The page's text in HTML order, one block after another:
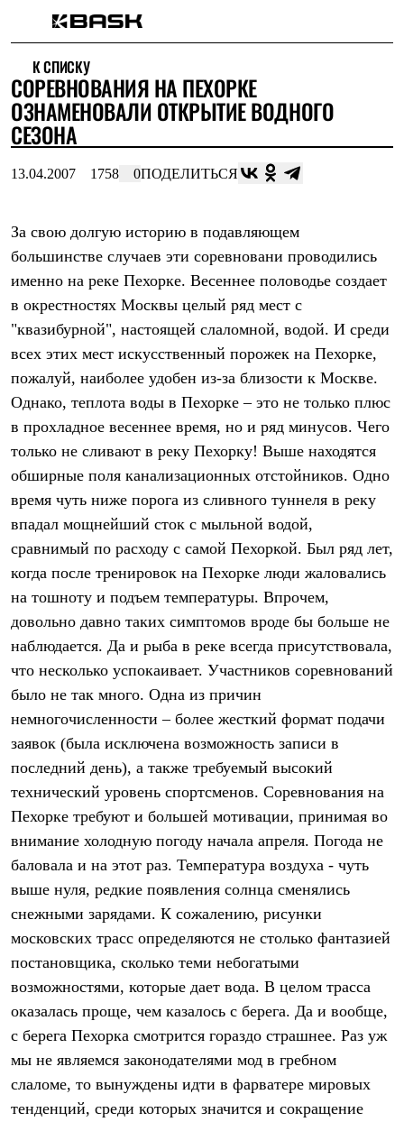
Интернет-магазин
Мужская одежда
Утепленная пухом
Куртки
Брюки
Комбинезоны
Штормовая одежда
Куртки
Софтшелл одежда
Куртки
Брюки
Флисовая одежда
Куртки
Брюки
Жилеты
Термобелье
Теплое термобелье
Лёгкая одежда
Футболки
Рубашки
Толстовки
Брюки
Женская одежда
Утепленная пухом
Куртки
Брюки
Жилеты
Утепленная синтетикой
Брюки
Штормовая одежда
Софтшелл одежда
Куртки
Брюки
Рубашки
Футболки
Толстовки
Брюки
Термобелье
Среднее термобелье
Легкое термобелье
Флисовая одежда
Брюки
Детская одежда
Утепленная пухом
Комбинезоны
Куртки
Брюки
Утепленная синтетикой
Комбинезоны
К СПИСКУ
СОРЕВНОВАНИЯ НА ПЕХОРКЕ
ОЗНАМЕНОВАЛИ ОТКРЫТИЕ ВОДНОГО
СЕЗОНА
13.04.2007 1758 0ПОДЕЛИТЬСЯ
За свою долгую историю в подавляющем
большинстве случаев эти соревновани проводились
именно на реке Пехорке. Весеннее половодье создает
в окрестностях Москвы целый ряд мест с
"квазибурной", настоящей слаломной, водой. И среди
всех этих мест искусственный порожек на Пехорке,
пожалуй, наиболее удобен из-за близости к Москве.
Однако, теплота воды в Пехорке – это не только плюс
в прохладное весеннее время, но и ряд минусов. Чего
только не сливают в реку Пехорку! Выше находятся
обширные поля канализационных отстойников. Одно
время чуть ниже порога из сливного туннеля в реку
впадал мощнейший сток с мыльной водой,
сравнимый по расходу с самой Пехоркой. Был ряд лет,
когда после тренировок на Пехорке люди жаловались
на тошноту и подъем температуры. Впрочем,
довольно давно таких симптомов вроде бы больше не
наблюдается. Да и рыба в реке всегда присутствовала,
что несколько успокаивает. Участников соревнований
было не так много. Одна из причин
немногочисленности – более жесткий формат подачи
заявок (была исключена возможность записи в
последний день), а также требуемый высокий
технический уровень спортсменов. Соревнования на
Пехорке требуют и большей мотивации, принимая во
внимание холодную погоду начала апреля. Погода не
баловала и на этот раз. Температура воздуха - чуть
выше нуля, редкие появления солнца сменялись
снежными зарядами. К сожалению, рисунки
московских трасс определяются не столько фантазией
постановщика, сколько теми небогатыми
возможностями, которые дает вода. В целом трасса
оказалась проще, чем казалось с берега. Да и вообще,
с берега Пехорка смотрится гораздо страшнее. Раз уж
мы не являемся законодателями мод в гребном
слаломе, то вынуждены идти в фарватере мировых
тенденций, среди которых значится и сокращение